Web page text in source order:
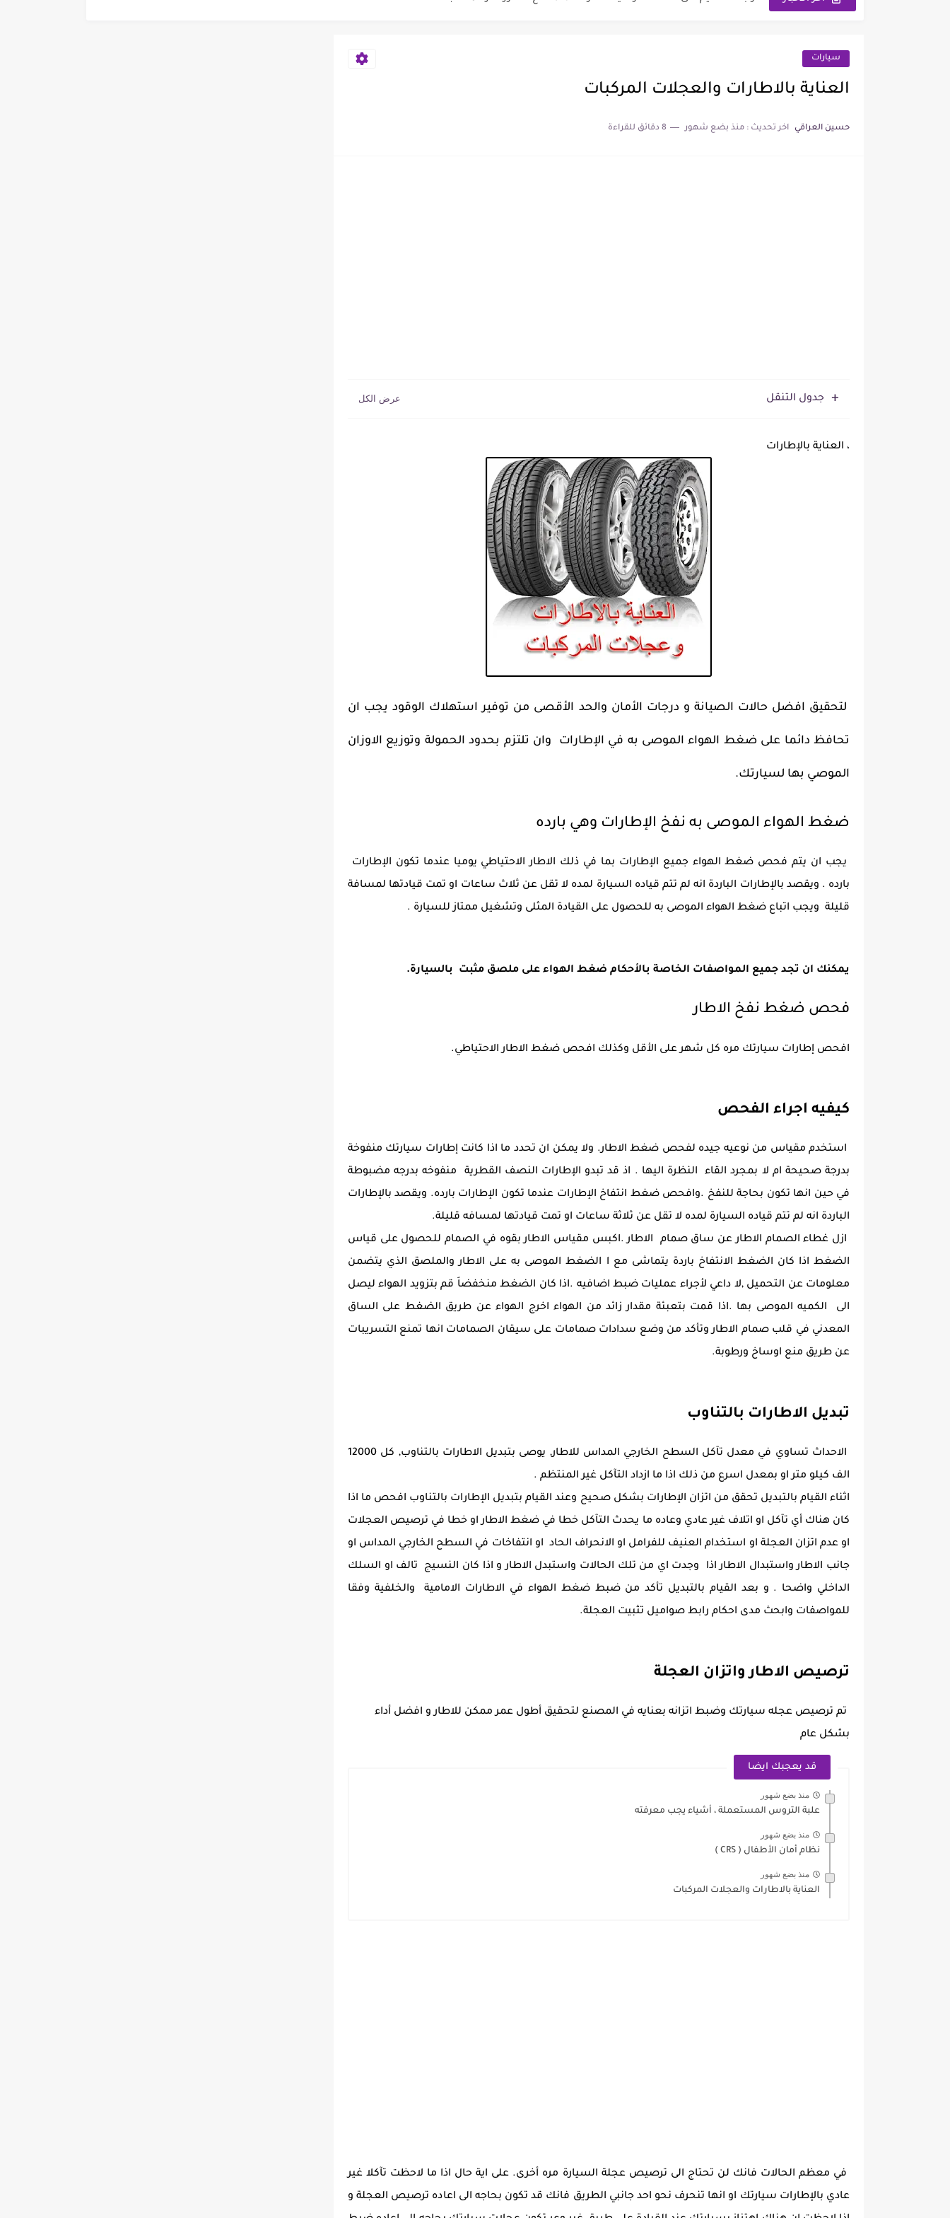
نتائج السادس الابتدائي الدور الأول لجميع المحافظات العراقية 2026-2027
سيارات
العناية بالاطارات والعجلات المركبات
حسين العراقي اخر تحديث : منذ بضع شهور 8 دقائق للقراءة
جدول التنقل
، العناية بالإطارات
لتحقيق افضل حالات الصيانة و درجات الأمان والحد الأقصى من توفير استهلاك الوقود يجب ان
تحافظ دائما على ضغط الهواء الموصى به في الإطارات وان تلتزم بحدود الحمولة وتوزيع الاوزان
الموصي بها لسيارتك.
ضغط الهواء الموصى به نفخ الإطارات وهي بارده
يجب ان يتم فحص ضغط الهواء جميع الإطارات بما في ذلك الاطار الاحتياطي يوميا عندما تكون الإطارات
بارده . ويقصد بالإطارات الباردة انه لم تتم قياده السيارة لمده لا تقل عن ثلاث ساعات او تمت قيادتها لمسافة
قليلة ويجب اتباع ضغط الهواء الموصى به للحصول على القيادة المثلى وتشغيل ممتاز للسيارة .
يمكنك ان تجد جميع المواصفات الخاصة بالأحكام ضغط الهواء على ملصق مثبت بالسيارة.
فحص ضغط نفخ الاطار
افحص إطارات سيارتك مره كل شهر على الأقل وكذلك افحص ضغط الاطار الاحتياطي.
كيفيه اجراء الفحص
استخدم مقياس من نوعيه جيده لفحص ضغط الاطار. ولا يمكن ان تحدد ما اذا كانت إطارات سيارتك منفوخة
بدرجة صحيحة ام لا بمجرد القاء النظرة اليها . اذ قد تبدو الإطارات النصف القطرية منفوخه بدرجه مضبوطة
في حين انها تكون بحاجة للنفخ .وافحص ضغط انتفاخ الإطارات عندما تكون الإطارات بارده. ويقصد بالإطارات
الباردة انه لم تتم قياده السيارة لمده لا تقل عن ثلاثة ساعات او تمت قيادتها لمسافه قليلة.
ازل غطاء الصمام الاطار عن ساق صمام الاطار .اكبس مقياس الاطار بقوه في الصمام للحصول على قياس
الضغط اذا كان الضغط الانتفاخ باردة يتماشى مع ا الضغط الموصى به على الاطار والملصق الذي يتضمن
معلومات عن التحميل ,لا داعي لأجراء عمليات ضبط اضافيه .اذا كان الضغط منخفضاَ قم بتزويد الهواء ليصل
الى الكميه الموصى بها .اذا قمت بتعبئة مقدار زائد من الهواء اخرج الهواء عن طريق الضغط على الساق
المعدني في قلب صمام الاطار وتأكد من وضع سدادات صمامات على سيقان الصمامات انها تمنع التسريبات
عن طريق منع اوساخ ورطوبة.
تبديل الاطارات بالتناوب
الاحداث تساوي في معدل تآكل السطح الخارجي المداس للاطار, يوصى بتبديل الاطارات بالتناوب, كل 12000
الف كيلو متر او بمعدل اسرع من ذلك اذا ما ازداد التآكل غير المنتظم .
اثناء القيام بالتبديل تحقق من اتزان الإطارات بشكل صحيح وعند القيام بتبديل الإطارات بالتناوب افحص ما اذا
كان هناك أي تآكل او اتلاف غير عادي وعاده ما يحدث التآكل خطا في ضغط الاطار او خطا في ترصيص العجلات
او عدم اتزان العجلة او استخدام العنيف للفرامل او الانحراف الحاد او انتفاخات في السطح الخارجي المداس او
جانب الاطار واستبدال الاطار اذا وجدت اي من تلك الحالات واستبدل الاطار و اذا كان النسيج تالف او السلك
الداخلي واضحا . و بعد القيام بالتبديل تأكد من ضبط ضغط الهواء في الاطارات الامامية والخلفية وفقا
للمواصفات وابحث مدى احكام رابط صواميل تثبيت العجلة.
ترصيص الاطار واتزان العجلة
تم ترصيص عجله سيارتك وضبط اتزانه بعنايه في المصنع لتحقيق أطول عمر ممكن للاطار و افضل أداء
بشكل عام
قد يعجبك ايضا
منذ بضع شهور
علبة التروس المستعملة ، أشياء يجب معرفته
منذ بضع شهور
نظام أمان الأطفال ( CRS )
منذ بضع شهور
العناية بالاطارات والعجلات المركبات
في معظم الحالات فانك لن تحتاج الى ترصيص عجلة السيارة مره أخرى. على اية حال اذا ما لاحظت تآكلا غير
عادي بالإطارات سيارتك او انها تنحرف نحو احد جانبي الطريق فانك قد تكون بحاجه الى اعاده ترصيص العجلة و